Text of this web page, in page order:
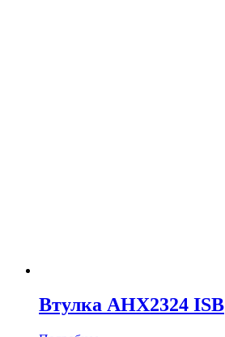
Втулка AHX2324 ISB